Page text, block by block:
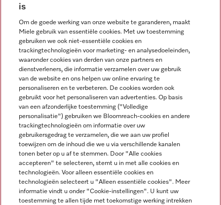
Taal
NEDERLANDS
Wettelijke Informatie
Algemene voorwaarden
Privacybeleid
Miele op Facebook
Miele op Youtube
Miele op Instagram
Miele op Pinterest
is
Om de goede werking van onze website te garanderen, maakt
Miele gebruik van essentiële cookies. Met uw toestemming
gebruiken we ook niet-essentiële cookies en
trackingtechnologieën voor marketing- en analysedoeleinden,
waaronder cookies van derden van onze partners en
dienstverleners, die informatie verzamelen over uw gebruik
van de website en ons helpen uw online ervaring te
personaliseren en te verbeteren. De cookies worden ook
gebruikt voor het personaliseren van advertenties. Op basis
van een afzonderlijke toestemming ("Volledige
personalisatie") gebruiken we Bloomreach-cookies en andere
trackingtechnologieën om informatie over uw
gebruikersgedrag te verzamelen, die we aan uw profiel
toewijzen om de inhoud die we u via verschillende kanalen
tonen beter op u af te stemmen. Door "Alle cookies
accepteren" te selecteren, stemt u in met alle cookies en
technologieën. Voor alleen essentiële cookies en
technologieën selecteert u "Alleen essentiële cookies". Meer
informatie vindt u onder "Cookie-instellingen". U kunt uw
toestemming te allen tijde met toekomstige werking intrekken